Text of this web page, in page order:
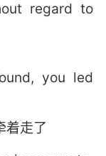
regard to
you led
着走了